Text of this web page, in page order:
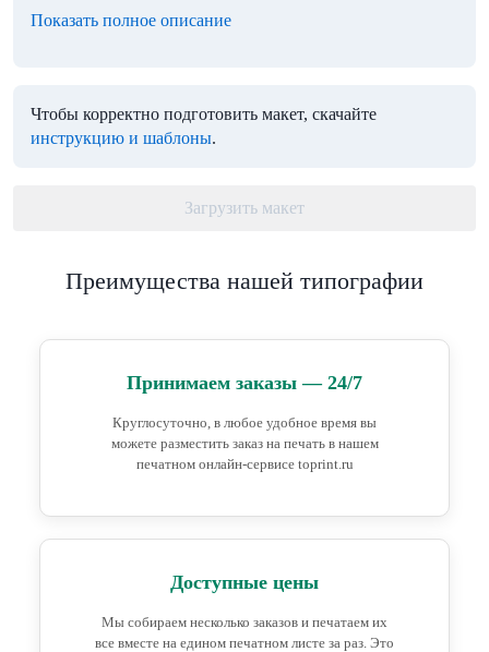
Показать полное описание
Чтобы корректно подготовить макет, скачайте
инструкцию и шаблоны.
Загрузить макет
Преимущества нашей типографии
Принимаем заказы — 24/7
Круглосуточно, в любое удобное время вы
можете разместить заказ на печать в нашем
печатном онлайн-сервисе toprint.ru
Доступные цены
Мы собираем несколько заказов и печатаем их
все вместе на едином печатном листе за раз. Это